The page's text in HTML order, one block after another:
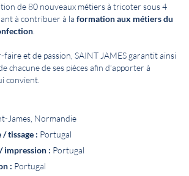
de 80 nouveaux métiers à tricoter sous 4
à contribuer à la formation aux métiers du
et de passion, SAINT JAMES garantit ainsi
chacune de ses pièces afin d’apporter à
convient.
James, Normandie
/ tissage : Portugal
impression : Portugal
: Portugal